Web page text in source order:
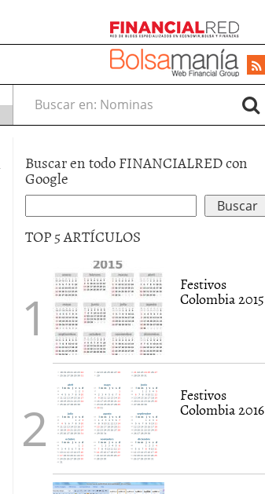
Buscar en:
Buscar en todo FINANCIALRED con
Google
TOP 5 ARTÍCULOS
Festivos
Colombia 2015
Festivos
Colombia 2016